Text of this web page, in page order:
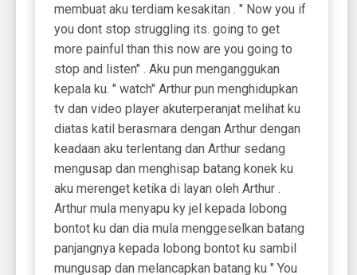
membuat aku terdiam kesakitan . " Now you if
you dont stop struggling its. going to get
more painful than this now are you going to
stop and listen" . Aku pun menganggukan
kepala ku. " watch" Arthur pun menghidupkan
tv dan video player akuterperanjat melihat ku
diatas katil berasmara dengan Arthur dengan
keadaan aku terlentang dan Arthur sedang
mengusap dan menghisap batang konek ku
aku merenget ketika di layan oleh Arthur .
Arthur mula menyapu ky jel kepada lobong
bontot ku dan dia mula menggeselkan batang
panjangnya kepada lobong bontot ku sambil
mungusap dan melancapkan batang ku " You